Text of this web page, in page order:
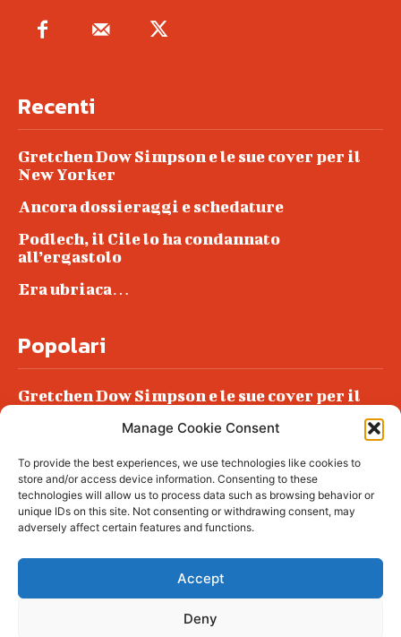
Manage Cookie Consent
To provide the best experiences, we use technologies like cookies to
store and/or access device information. Consenting to these
technologies will allow us to process data such as browsing behavior or
unique IDs on this site. Not consenting or withdrawing consent, may
adversely affect certain features and functions.
Accept
Deny
Recenti
Gretchen Dow Simpson e le sue cover per il
New Yorker
Ancora dossieraggi e schedature
Podlech, il Cile lo ha condannato
all’ergastolo
Era ubriaca…
Popolari
Gretchen Dow Simpson e le sue cover per il
Podlech, il Cile lo ha condannato
all’ergastolo
Era ubriaca…
© tagDiv - All rights reserved. Made with